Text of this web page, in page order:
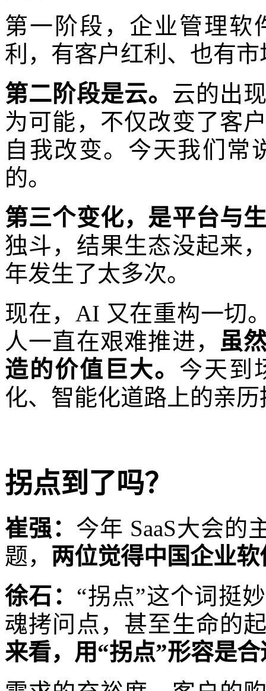
第一阶段，企业管理软
利，有客户红利、也有
第二阶段是云。 云的出
为可能，不仅改变了客
自我改变。今天我们常
的。
第三个变化，是平台与
独斗，结果生态没起来
年发生了太多次。
现在，AI 又在重构一切
人一直在艰难推进， 虽
造的价值巨大。 今天到
化、智能化道路上的亲
拐点到了吗？
崔强： 今年 SaaS大会的
题， 两位觉得中国企业
徐石： “拐点”这个词挺
魂拷问点，甚至生命的
来看，用“拐点”形容是